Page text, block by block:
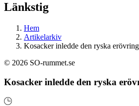
Länkstig
Hem
Artikelarkiv
Kosacker inledde den ryska
© 2026 SO-rummet.se
Kosacker inledde den ryska